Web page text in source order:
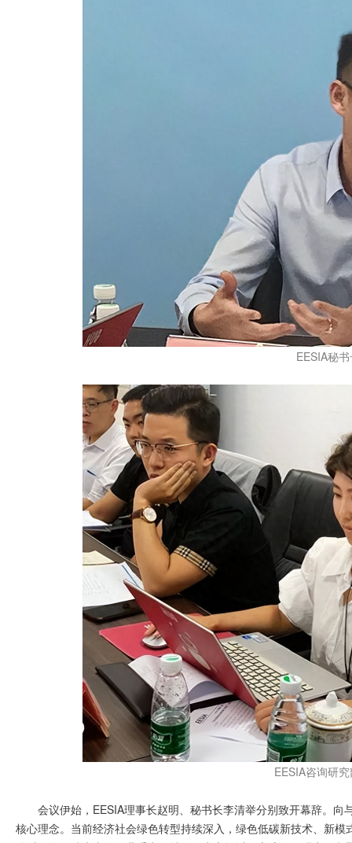
EESIA秘
EESIA咨询研
会议伊始，EESIA理事长赵明、秘书长李清举分别致开幕辞。
核心理念。当前经济社会绿色转型持续深入，绿色低碳新技术、新